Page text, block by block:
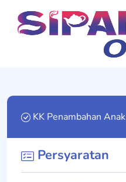
KK Penambahan Anak
Persyaratan